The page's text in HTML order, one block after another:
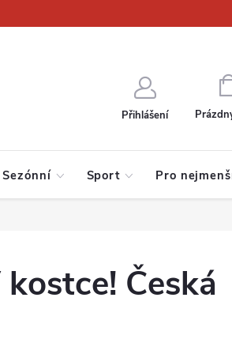
Přihlášení
Sezónní Sport Pro
Česká